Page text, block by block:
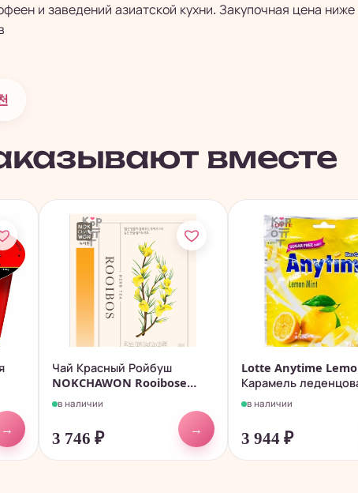
и заведений азиатской кухни. Закупочная цена
вместе
→
Чай Красный Ройбуш
NOKCHAWON Rooibose
Tea...
в наличии
3 746 ₽
→
Lotte Anytime
Карамель
в наличии
3 944 ₽